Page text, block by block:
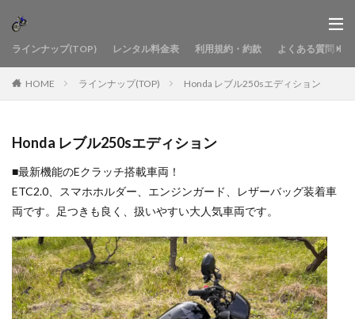
ラインナップ(TOP) レンタル料金表 利用規約・約款 よくある質問
HOME ラインナップ(TOP) Honda レブル250sエディション
Honda レブル250sエディション
■最新機能のEクラッチ搭載車両！
ETC2.0、スマホホルダー、エンジンガード、レザーバッグ装着車
両です。足つきも良く、扱いやすい大人気車両です。